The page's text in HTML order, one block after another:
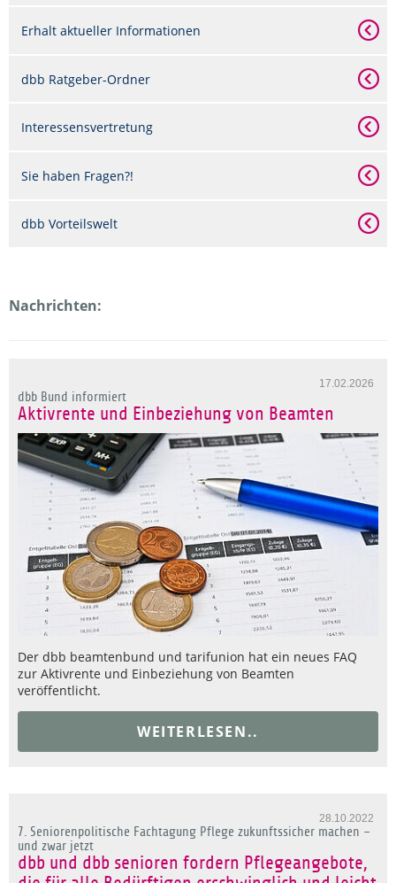
Erhalt aktueller Informationen
dbb Ratgeber-Ordner
Interessensvertretung
Sie haben Fragen?!
dbb Vorteilswelt
Nachrichten:
17.02.2026
dbb Bund informiert
Aktivrente und Einbeziehung von Beamten
Der dbb beamtenbund und tarifunion hat ein neues FAQ
zur Aktivrente und Einbeziehung von Beamten
veröffentlicht.
WEITERLESEN..
28.10.2022
7. Seniorenpolitische Fachtagung Pflege zukunftssicher machen –
und zwar jetzt
dbb und dbb senioren fordern Pflegeangebote,